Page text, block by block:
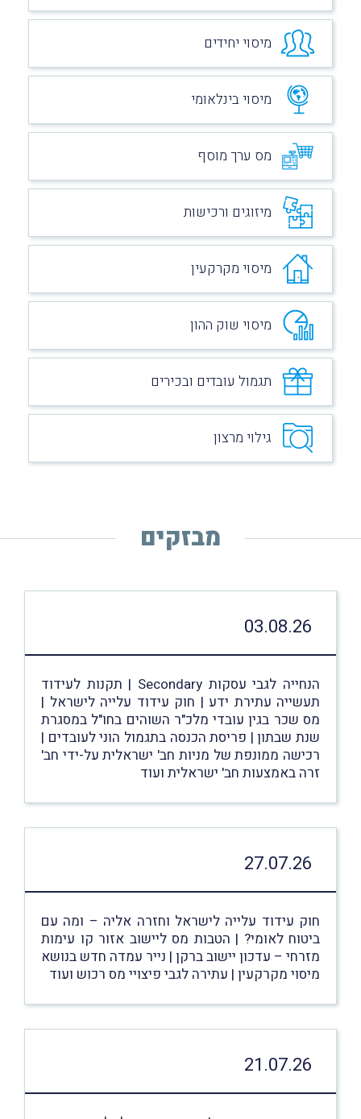
מיסוי יחידים
מיסוי בינלאומי
מס ערך מוסף
מיזוגים ורכישות
מיסוי מקרקעין
מיסוי שוק ההון
תגמול עובדים ובכירים
גילוי מרצון
מבזקים
03.08.26
הנחייה לגבי עסקות Secondary | תקנות לעידוד
תעשייה עתירת ידע | חוק עידוד עלייה לישראל |
מס שכר בגין עובדי מלכ"ר השוהים בחו"ל במסגרת
שנת שבתון | פריסת הכנסה בתגמול הוני לעובדים |
רכישה ממונפת של מניות חב' ישראלית על-ידי חב'
זרה באמצעות חב' ישראלית ועוד
27.07.26
חוק עידוד עלייה לישראל וחזרה אליה – ומה עם
ביטוח לאומי? | הטבות מס ליישוב אזור קו עימות
מזרחי – עדכון יישוב ברקן | נייר עמדה חדש בנושא
מיסוי מקרקעין | עתירה לגבי פיצויי מס רכוש ועוד
21.07.26